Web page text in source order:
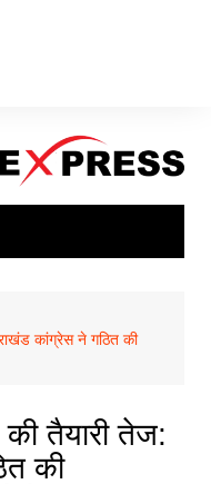
कांग्रेस ने गठित की
तैयारी तेज:
की